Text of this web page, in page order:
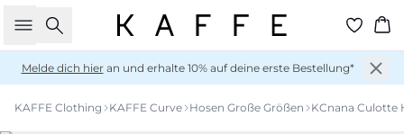
Suche
Melde dich hieran und erhalte 10% auf deine erste Bestellung*
KAFFE Clothing KAFFE Curve Hosen Große Größen KCnana Culotte